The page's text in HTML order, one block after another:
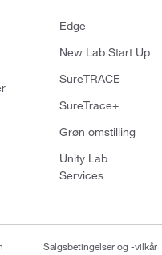
Edge
New Lab Start Up
SureTRACE
SureTrace+
Grøn omstilling
Unity Lab
Services
Salgsbetingelser og -vilkår